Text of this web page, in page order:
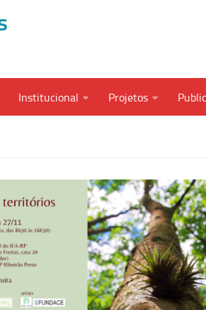
Institucional Projetos